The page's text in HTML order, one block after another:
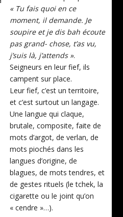
« Tu fais quoi en ce
moment, il demande. Je
soupire et je dis bah écoute
pas grand- chose, t’as vu,
j’suis là, j’attends ».
Seigneurs en leur fief, ils
campent sur place.
Leur fief, c’est un territoire,
et c’est surtout un langage.
Une langue qui claque,
brutale, composite, faite de
mots d’argot, de verlan, de
mots piochés dans les
langues d’origine, de
blagues, de mots tendres, et
de gestes rituels (le tchek, la
cigarette ou le joint qu’on
« cendre »…).